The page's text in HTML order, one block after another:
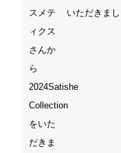
いただきまし